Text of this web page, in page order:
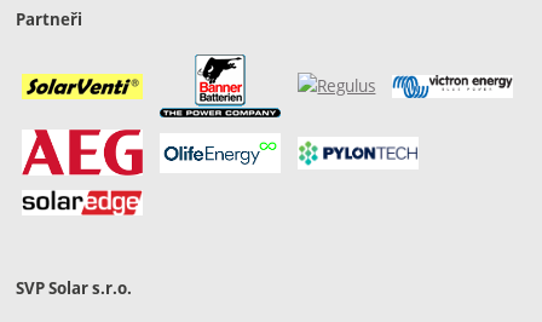
Partneři
SVP Solar s.r.o.